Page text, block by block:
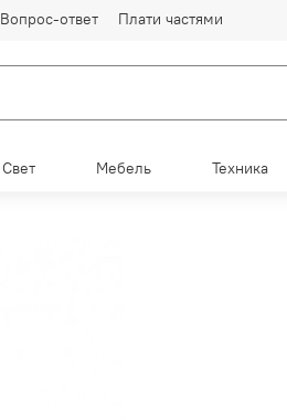
Вопрос-ответ Плати частями
Свет Мебель Техника